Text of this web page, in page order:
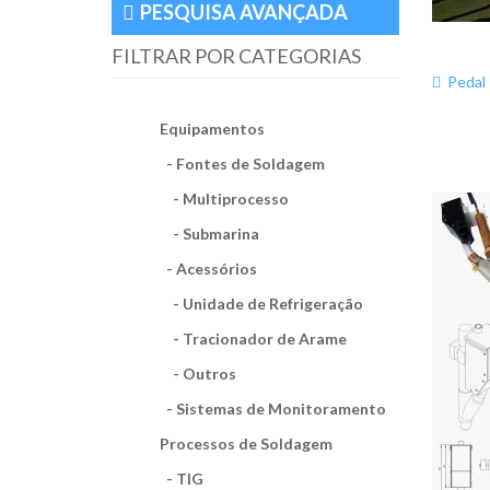
Sistemas de Monitoramento (5)
MIG/MAG (18)
Plasma (11)
Plasma Pó (4)
Arco Submerso (18)
Outros (8)
Plasma MIG (5)
PESQUISA AVANÇADA
FILTRAR POR CATEGORIAS
Equipamentos
- Fontes de Soldagem
- Multiprocesso
- Submarina
- Acessórios
- Unidade de Refrigeração
- Tracionador de Arame
- Outros
- Sistemas de Monitoramento
Processos de Soldagem
- TIG